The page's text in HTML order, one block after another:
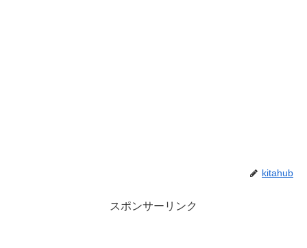
kitahub
スポンサーリンク